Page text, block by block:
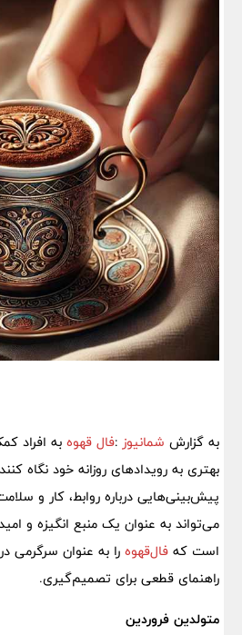
به گزارش شمانیوز :فال قهوه به افراد
بهتری به رویدادهای روزانه خود نگاه
پیش‌بینی‌هایی درباره روابط، کار و
می‌تواند به عنوان یک منبع انگیزه و
است که فال‌قهوه را به عنوان سرگرمی
راهنمای قطعی برای تصمیم‌گیری.
متولدین فروردین